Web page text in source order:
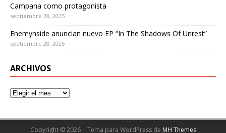
Campana como protagonista
septiembre 28, 2025
Enemynside anuncian nuevo EP “In The Shadows Of Unrest”
septiembre 28, 2025
ARCHIVOS
Copyright © 2026 | Tema para WordPress de MH Themes